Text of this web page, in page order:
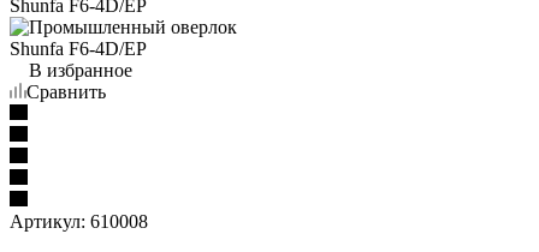
В избранное
Сравнить
Артикул: 610008